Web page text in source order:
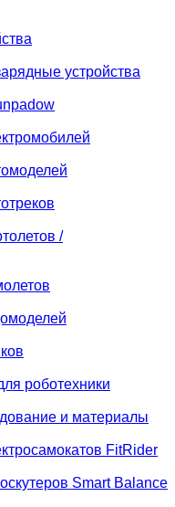
устройства
/
роботехники
и материалы
FitRider
Smart Balance